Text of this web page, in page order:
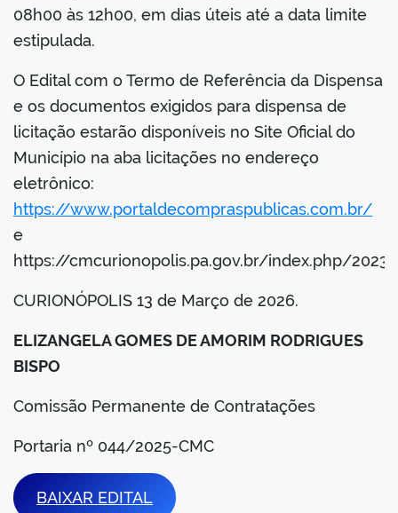
08h00 às 12h00, em dias úteis até a data limite
estipulada.
O Edital com o Termo de Referência da Dispensa
e os documentos exigidos para dispensa de
licitação estarão disponíveis no Site Oficial do
Município na aba licitações no endereço
eletrônico:
https://www.portaldecompraspublicas.com.br/
e
https://cmcurionopolis.pa.gov.br/index.php/
CURIONÓPOLIS 13 de Março de 2026.
ELIZANGELA GOMES DE AMORIM RODRIGUES
BISPO
Comissão Permanente de Contratações
Portaria nº 044/2025-CMC
BAIXAR EDITAL